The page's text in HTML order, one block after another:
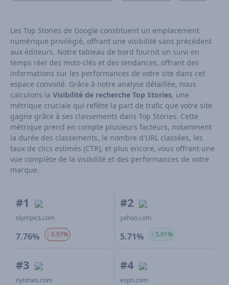
Les Top Stories de Google constituent un emplacement
numérique privilégié, offrant une visibilité sans précédent
aux éditeurs. Notre tableau de bord fournit un suivi en
temps réel des mots-clés et des tendances, offrant des
informations sur les performances de votre site dans cet
espace convoité. Grâce à notre analyse détaillée, nous
calculons la Visibilité de recherche Top Stories, une
métrique cruciale qui reflète la part de trafic que votre site
gagne grâce à ses classements dans Top Stories. Cette
métrique prend en compte plusieurs facteurs, notamment
la durée des classements, le nombre d'URL classées, les
taux de clics estimés (CTR), et plus encore, vous offrant une
vue complète de la visibilité et des performances de votre
marque.
#1
olympics.com
7.76% ↓ 0.97%
#2
yahoo.com
5.71% ↑ 5.91%
#3
nytimes.com
#4
espn.com